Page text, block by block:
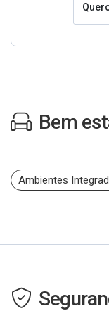
Bem
Ambientes